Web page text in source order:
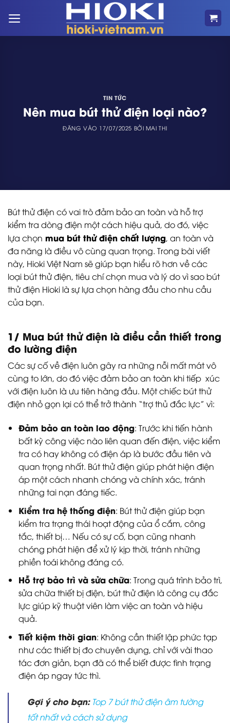
qua
TIN TỨC
Nên mua bút thử điện loại nào?
ĐĂNG VÀO 17/07/2025 BỞI MAI THI
Bút thử điện có vai trò đảm bảo an toàn và hỗ trợ
kiểm tra dòng điện một cách hiệu quả, do đó, việc
lựa chọn mua bút thử điện chất lượng, an toàn và
đa năng là điều vô cùng quan trọng. Trong bài viết
này, Hioki Việt Nam sẽ giúp bạn hiểu rõ hơn về các
loại bút thử điện, tiêu chí chọn mua và lý do vì sao bút
thử điện Hioki là sự lựa chọn hàng đầu cho nhu cầu
của bạn.
1/ Mua bút thử điện là điều cần thiết trong
đo lường điện
Các sự cố về điện luôn gây ra những nỗi mất mát vô
cùng to lớn, do đó việc đảm bảo an toàn khi tiếp xúc
với điện luôn là ưu tiên hàng đầu. Một chiếc bút thử
điện nhỏ gọn lại có thể trở thành “trợ thủ đắc lực” vì:
Đảm bảo an toàn lao động: Trước khi tiến hành
bất kỳ công việc nào liên quan đến điện, việc kiểm
tra có hay không có điện áp là bước đầu tiên và
quan trọng nhất. Bút thử điện giúp phát hiện điện
áp một cách nhanh chóng và chính xác, tránh
những tai nạn đáng tiếc.
Kiểm tra hệ thống điện: Bút thử điện giúp bạn
kiểm tra trạng thái hoạt động của ổ cắm, công
tắc, thiết bị… Nếu có sự cố, bạn cũng nhanh
chóng phát hiện để xử lý kịp thời, tránh những
phiền toái không đáng có.
Hỗ trợ bảo trì và sửa chữa: Trong quá trình bảo trì,
sửa chữa thiết bị điện, bút thử điện là công cụ đắc
lực giúp kỹ thuật viên làm việc an toàn và hiệu
quả.
Tiết kiệm thời gian: Không cần thiết lập phức tạp
như các thiết bị đo chuyên dụng, chỉ với vài thao
tác đơn giản, bạn đã có thể biết được tình trạng
điện áp ngay tức thì.
Gợi ý cho bạn: Top 7 bút thử điện âm tường
tốt nhất và cách sử dụng